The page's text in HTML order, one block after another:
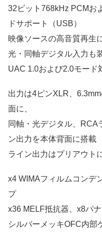
32ビット768kHz PCMお
ドサポート（USB）
映像ソースの高音質再生
光・同軸デジタル入力も
UAC 1.0および2.0モード
出力は4ピンXLR、
面に、
同軸・光デジタル、RCA
ン出力を本体背面に搭載
ライン出力はプリアウト
x4 WIMAフィルムコンデ
プ
x36 MELF抵抗器、x8パ
シルバーメッキOFC内部